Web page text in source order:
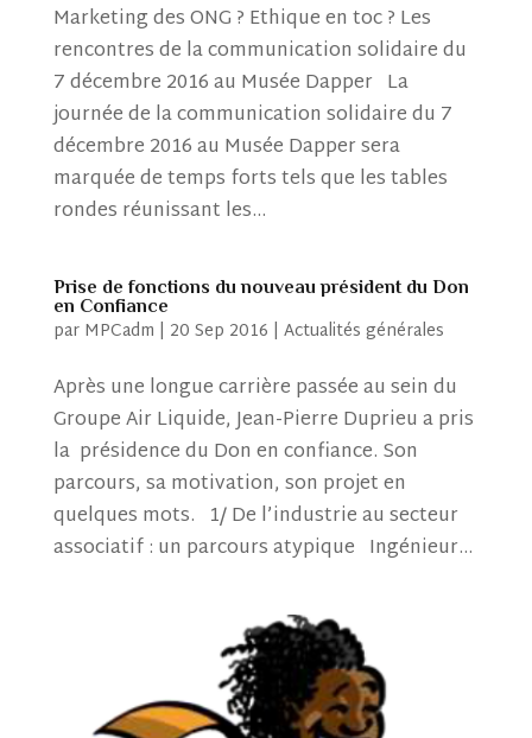
Marketing des ONG ? Ethique en toc ? Les
rencontres de la communication solidaire du
7 décembre 2016 au Musée Dapper La
journée de la communication solidaire du 7
décembre 2016 au Musée Dapper sera
marquée de temps forts tels que les tables
rondes réunissant les...
Prise de fonctions du nouveau président du Don
en Confiance
par MPCadm | 20 Sep 2016 | Actualités générales
Après une longue carrière passée au sein du
Groupe Air Liquide, Jean-Pierre Duprieu a pris
la présidence du Don en confiance. Son
parcours, sa motivation, son projet en
quelques mots. 1/ De l’industrie au secteur
associatif : un parcours atypique Ingénieur...